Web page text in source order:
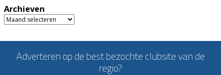
Archieven
Archieven
Adverteren op de best bezochte clubsite van de
regio?